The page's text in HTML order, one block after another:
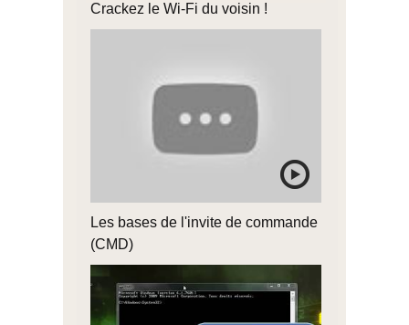
Crackez le Wi-Fi du voisin !
Les bases de l'invite de commande
(CMD)